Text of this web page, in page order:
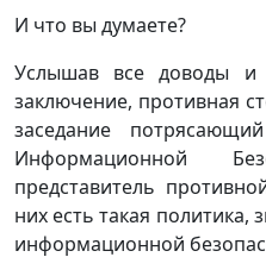
И что вы думаете?
Услышав все доводы и
заключение, противная
заседание
Информационной
представитель
них есть такая политика,
информационной